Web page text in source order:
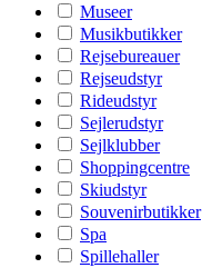
Museer
Musikbutikker
Rejsebureauer
Rejseudstyr
Rideudstyr
Sejlerudstyr
Sejlklubber
Shoppingcentre
Skiudstyr
Souvenirbutikker
Spa
Spillehaller